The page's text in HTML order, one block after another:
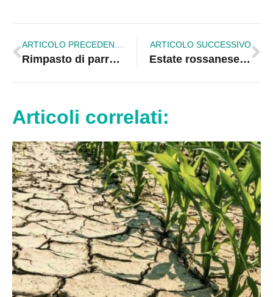
ARTICOLO PRECEDENTE
Rimpasto di parroci nelle chiese dell’alto Jonio
ARTICOLO SUCCESSIVO
Estate rossanese, programma ricco di eventi turistici e culturali
Articoli correlati: